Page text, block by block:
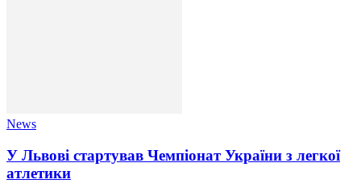
News
У Львові стартував Чемпіонат України з легкої
атлетики